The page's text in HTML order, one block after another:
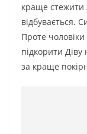
краще стежити
відбувається.
Проте
підкорити
за краще